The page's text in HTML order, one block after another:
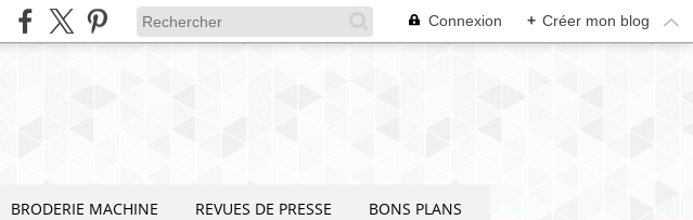
Connexion + Créer mon blog
BRODERIE MACHINE REVUES DE PRESSE BONS PLANS